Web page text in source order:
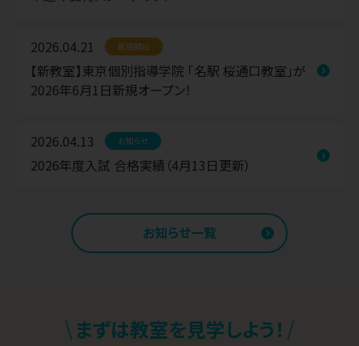
2026.04.21 新規開校
【新教室】東京個別指導学院 「名駅 桜通口教室」が
2026年6月1日新規オープン！
2026.04.13 お知らせ
2026年度入試 合格実績（4月13日更新）
お知らせ一覧
\ まずは教室を見学しよう！ /